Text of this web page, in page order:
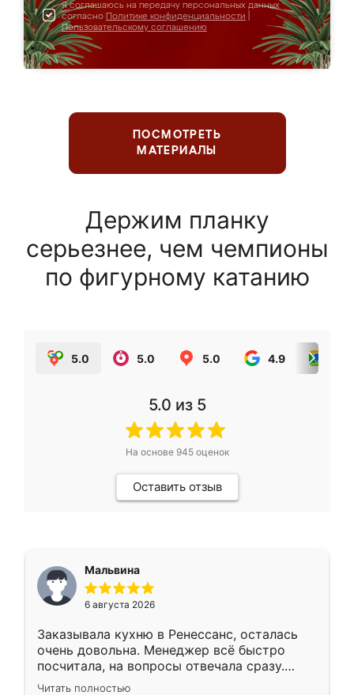
Я соглашаюсь на передачу персональных данных
согласно Политике конфиденциальности
Пользовательскому соглашению
ПОСМОТРЕТЬ
МАТЕРИАЛЫ
Держим планку
серьезнее, чем чемпионы
по фигурному катанию
5.0 5.0 5.0 4.9
5.0 из 5
На основе 945оценок
Оставить отзыв
Мальвина
6 августа 2026
Заказывала кухню в Ренессанс, осталась
очень довольна. Менеджер всё быстро
посчитала, на вопросы отвечала сразу.
Замерщик приехал в субботу, подошёл к
Читать полностью